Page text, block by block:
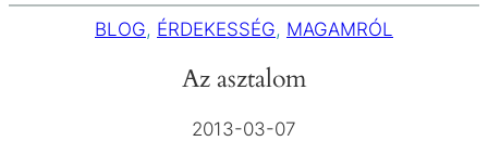
BLOG, ÉRDEKESSÉG, MAGAMRÓL
Az asztalom
2013-03-07